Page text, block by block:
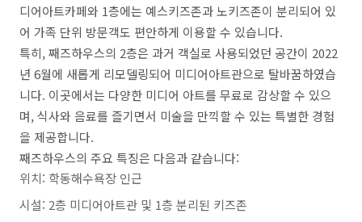
디어아트카페와 1층에는 예스키즈존과 노키즈존이 분리되어 있
어 가족 단위 방문객도 편안하게 이용할 수 있습니다.
특히, 째즈하우스의 2층은 과거 객실로 사용되었던 공간이 2022
년 6월에 새롭게 리모델링되어 미디어아트관으로 탈바꿈하였습
니다. 이곳에서는 다양한 미디어 아트를 무료로 감상할 수 있으
며, 식사와 음료를 즐기면서 미술을 만끽할 수 있는 특별한 경험
을 제공합니다.
째즈하우스의 주요 특징은 다음과 같습니다:
위치: 학동해수욕장 인근
시설: 2층 미디어아트관 및 1층 분리된 키즈존